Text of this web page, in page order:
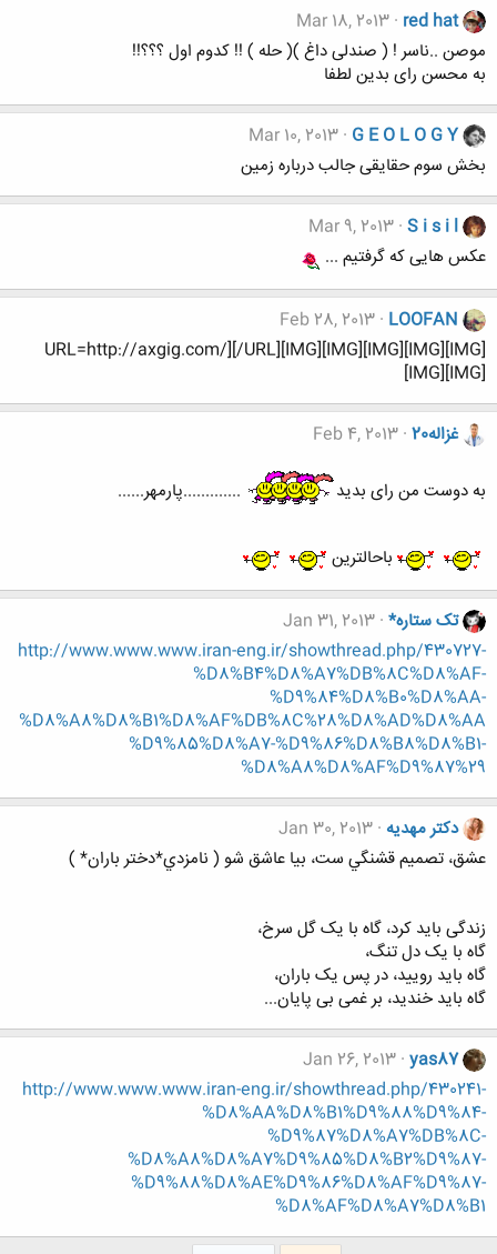
red hat
Mar 18, 2013
موصن ..ناسر ! ( صندلی داغ )( حله ) !! کدوم اول ؟؟؟!!
به محسن رای بدین لطفا
G E O L O G Y
Mar 10, 2013
بخش سوم حقایقی جالب درباره زمین
S i s i l
Mar 9, 2013
عکس هایی که گرفتیم ...
LOOFAN
Feb 28, 2013
URL=http://axgig.com/][/URL][IMG][IMG][IMG][IMG][IMG]
[IMG][IMG]
غزاله20 Feb 4, 2013
به دوست من رای بدید .............پارمهر......
باحالترین
تک ستاره* Jan 31, 2013
http://www.www.www.iran-eng.ir/showthread.php/430727-
%D8%B4%D8%A7%DB%8C%D8%AF-
%D9%84%D8%B0%D8%AA-
%D8%A8%D8%B1%D8%AF%DB%8C%28%D8%AD%D8%AA
%D9%85%D8%A7-%D9%86%D8%B8%D8%B1-
%D8%A8%D8%AF%D9%87%29
دکتر مهدیه Jan 30, 2013
عشق، تصميم قشنگي ست، بيا عاشق شو ( نامزدي*دختر باران* )
زندگی باید کرد، گاه با یک گل سرخ،
گاه با یک دل تنگ،
گاه باید رویید، در پس یک باران،
گاه باید خندید، بر غمی بی پایان...
yas87
Jan 26, 2013
http://www.www.www.iran-eng.ir/showthread.php/430241-
%D8%AA%D8%B1%D9%88%D9%84-
%D9%87%D8%A7%DB%8C-
%D8%A8%D8%A7%D9%85%D8%B2%D9%87-
%D9%88%D8%AE%D9%86%D8%AF%D9%87-
%D8%AF%D8%A7%D8%B1